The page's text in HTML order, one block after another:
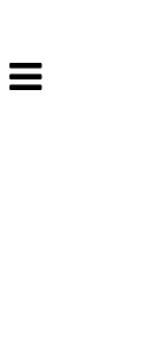
Veksle
navigasjon